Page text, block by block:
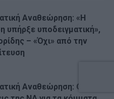
Αναθεώρηση: «Η
υπήρξε υποδειγματική»,
– «Όχι» από την
Αναθεώρηση: Οι